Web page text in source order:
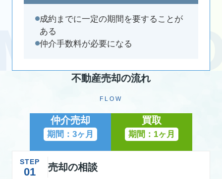
成約までに一定の期間を要することが
ある
仲介手数料が必要になる
不動産売却の流れ
FLOW
仲介売却
期間：3ヶ月
買取
期間：1ヶ月
STEP
01 売却の相談